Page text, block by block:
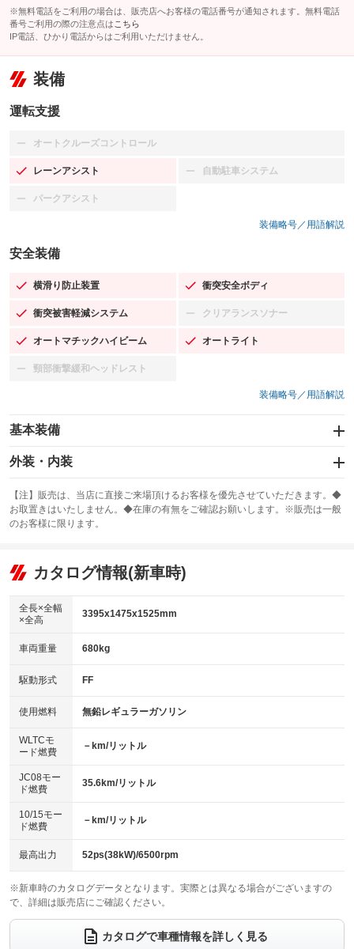
※無料電話をご利用の場合は、販売店へお客様の電話番号が通知されます。無料電話
番号ご利用の際の注意点は こちら
IP電話、ひかり電話からはご利用いただけません。
装備
運転支援
オートクルーズコントロール
：装備なし
レーンアシスト
：装備あり 自動駐車システム
：装備なし
パークアシスト
：装備なし
装備略号／用語解説
安全装備
横滑り防止装置
：装備あり 衝突安全ボディ
：装備あり
衝突被害軽減システム
：装備あり クリアランスソナー
：装備なし
オートマチックハイビーム
：装備あり オートライト
：装備あり
頸部衝撃緩和ヘッドレスト
：装備なし
装備略号／用語解説
基本装備
エアバッグ：運転席/助手席
：装備あり
：装備なし
サンルーフ
：装備なし ABS
リフトアップ
：装備なし
：装備なし
パワーウィンドウ
アイドリングストップ
：装備あり
USB入力端子
：装備なし
100V電源
：装備なし
センターデフロック
：装備なし
電動格納ミラー
：装備あり
外装・内装
カーナビ：メモリーナビ他
：装備あり
TV
：装備なし
ビジュアル：-／DVD再生
：装備あり
アルミホイール：14インチ
：装備あり
HID(キセノンライト)
バックカメラ
エアロ
：装備なし
ローダウン
：装備なし
ベンチシート
：装備あり
チップアップシート
：装備なし
電動格納サードシート
：装備なし シートヒーター
：装備あり
ウォークスルー
電動リアゲート フロントカメラ
：装備なし
【注】販売は、当店に直接ご来場頂けるお客様を優先させていただきます。◆
お取置きはいたしません。◆在庫の有無をご確認お願いします。※販売は一般
のお客様に限ります。
カタログ情報(新車時)
全長×全幅
×全高
3395x1475x1525mm
車両重量 680kg
駆動形式 FF
使用燃料 無鉛レギュラーガソリン
WLTCモ
ード燃費
－km/リットル
JC08モー
ド燃費
35.6km/リットル
10/15モー
ド燃費
－km/リットル
最高出力 52ps(38kW)/6500rpm
※新車時のカタログデータとなります。実際とは異なる場合がございますの
で、詳細は販売店にご確認ください。
カタログで車種情報を詳しく見る